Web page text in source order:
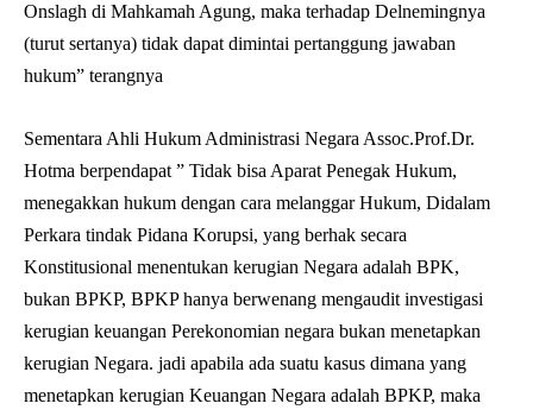
Onslagh di Mahkamah Agung, maka terhadap Delnemingnya
(turut sertanya) tidak dapat dimintai pertanggung jawaban
hukum” terangnya
Sementara Ahli Hukum Administrasi Negara Assoc.Prof.Dr.
Hotma berpendapat ” Tidak bisa Aparat Penegak Hukum,
menegakkan hukum dengan cara melanggar Hukum, Didalam
Perkara tindak Pidana Korupsi, yang berhak secara
Konstitusional menentukan kerugian Negara adalah BPK,
bukan BPKP, BPKP hanya berwenang mengaudit investigasi
kerugian keuangan Perekonomian negara bukan menetapkan
kerugian Negara. jadi apabila ada suatu kasus dimana yang
menetapkan kerugian Keuangan Negara adalah BPKP, maka